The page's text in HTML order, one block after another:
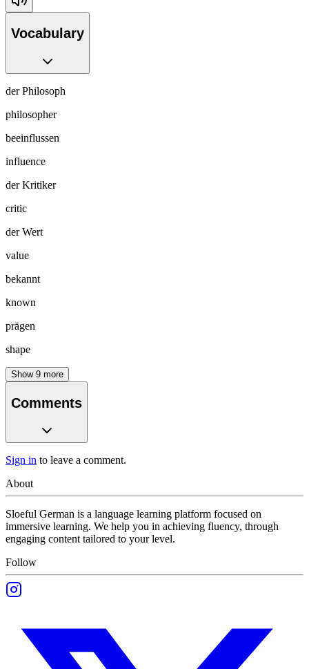
Vocabulary
der Philosoph
philosopher
beeinflussen
influence
der Kritiker
critic
der Wert
value
bekannt
known
prägen
shape
Show 9 more
Comments
Sign in to leave a comment.
About
Sloeful German is a language learning platform focused on
immersive learning. We help you in achieving fluency, through
engaging content tailored to your level.
Follow